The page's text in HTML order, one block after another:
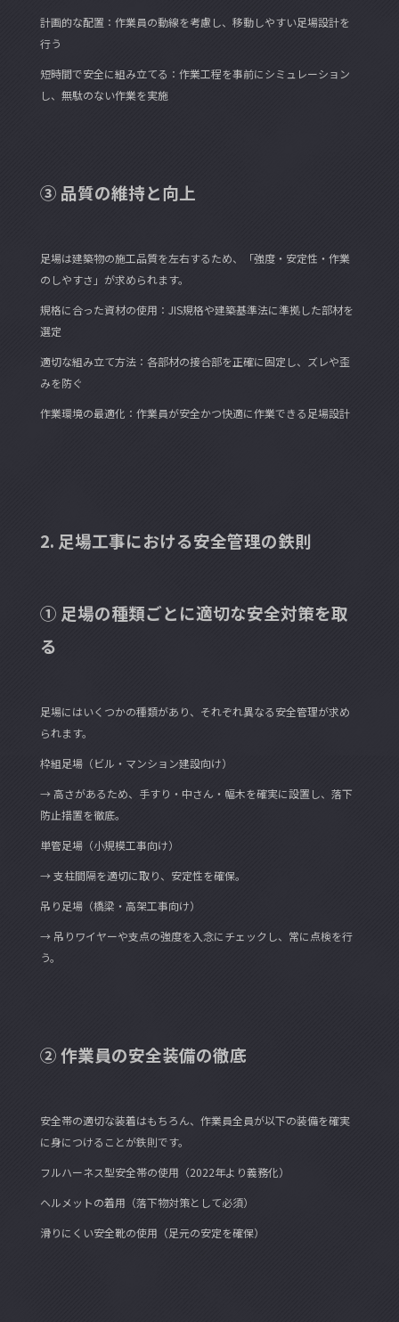
計画的な配置：作業員の動線を考慮し、移動しやすい足場設計を
行う
短時間で安全に組み立てる：作業工程を事前にシミュレーション
し、無駄のない作業を実施
③ 品質の維持と向上
足場は建築物の施工品質を左右するため、「強度・安定性・作業
のしやすさ」が求められます。
規格に合った資材の使用：JIS規格や建築基準法に準拠した部材を
選定
適切な組み立て方法：各部材の接合部を正確に固定し、ズレや歪
みを防ぐ
作業環境の最適化：作業員が安全かつ快適に作業できる足場設計
2. 足場工事における安全管理の鉄則
① 足場の種類ごとに適切な安全対策を取
る
足場にはいくつかの種類があり、それぞれ異なる安全管理が求め
られます。
枠組足場（ビル・マンション建設向け）
→ 高さがあるため、手すり・中さん・幅木を確実に設置し、落下
防止措置を徹底。
単管足場（小規模工事向け）
→ 支柱間隔を適切に取り、安定性を確保。
吊り足場（橋梁・高架工事向け）
→ 吊りワイヤーや支点の強度を入念にチェックし、常に点検を行
う。
② 作業員の安全装備の徹底
安全帯の適切な装着はもちろん、作業員全員が以下の装備を確実
に身につけることが鉄則です。
フルハーネス型安全帯の使用（2022年より義務化）
ヘルメットの着用（落下物対策として必須）
滑りにくい安全靴の使用（足元の安定を確保）